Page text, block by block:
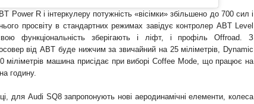
Power R і інтеркулеру потужність «вісімки» збільшено до 700 сил і
просвіту в стандартних режимах завідує контролер ABT Level
функціональність зберігають і ліфт, і профіль Offroad. З
від ABT буде нижчим за звичайний на 25 міліметрів, Dynamic
машина присідає при виборі Coffee Mode, що працює на
годину.
для Audi SQ8 запропонують нові аеродинамічні елементи, колеса